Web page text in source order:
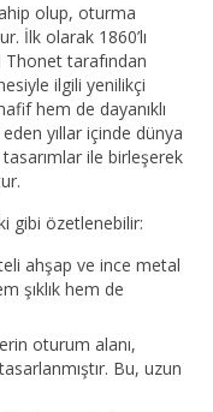
olup, oturma
İlk olarak 1860’lı
Thonet tarafından
ilgili yenilikçi
hem de dayanıklı
yıllar içinde dünya
ile birleşerek
gibi özetlenebilir:
ahşap ve ince metal
şıklık hem de
oturum alanı,
Bu, uzun